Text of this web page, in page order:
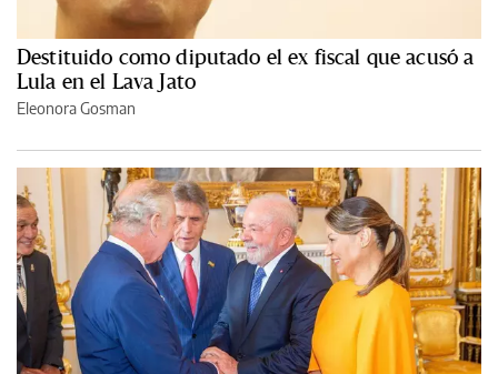
Destituido como diputado el ex fiscal que acusó a
Lula en el Lava Jato
Eleonora Gosman